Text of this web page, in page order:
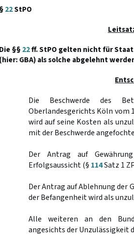
§22StPO
Die §§22ff. StPO gelten nicht für
(hier: GBA) als solche abgelehnt
Die Beschwerde des
Oberlandesgerichts Köln vom
wird auf seine Kosten als
mit der Beschwerde
Der Antrag auf
Erfolgsaussicht (§ 114Satz 1
Der Antrag auf Ablehnung der
der Befangenheit wird als
Alle weiteren an den
angesichts der Unzulässigkeit